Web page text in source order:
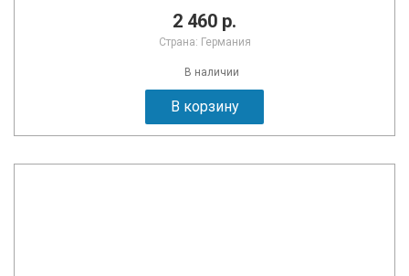
2 460 р.
Страна: Германия
В наличии
В корзину